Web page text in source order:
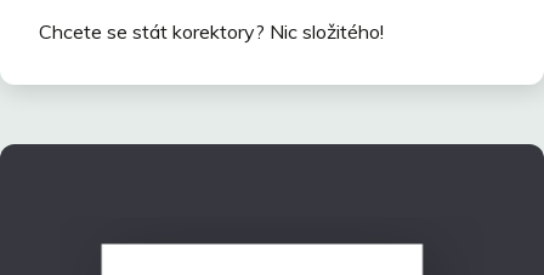
Chcete se stát korektory? Nic složitého!